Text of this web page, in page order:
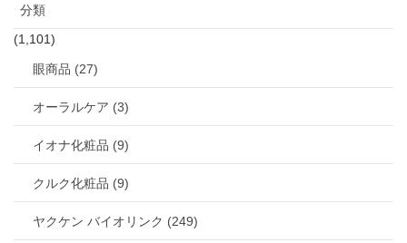
分類
(1,101)
眼商品 (27)
オーラルケア (3)
イオナ化粧品 (9)
クルク化粧品 (9)
ヤクケン バイオリンク (249)